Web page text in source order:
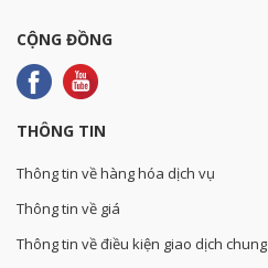
CỘNG ĐỒNG
THÔNG TIN
Thông tin về hàng hóa dịch vụ
Thông tin về giá
Thông tin về điều kiện giao dịch chung